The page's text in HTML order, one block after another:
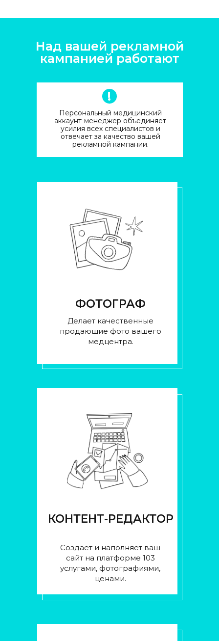
Делает качественные
продающие фото вашего
медцентра.
Создает и наполняет ваш
сайт на платформе 103
услугами, фотографиями,
ценами.
ФОТОГРАФ
КОНТЕНТ-РЕДАКТОР
Над вашей рекламной
кампанией работают
Персональный медицинский
аккаунт-менеджер объединяет
усилия всех специалистов и
отвечает за качество вашей
рекламной кампании.
!